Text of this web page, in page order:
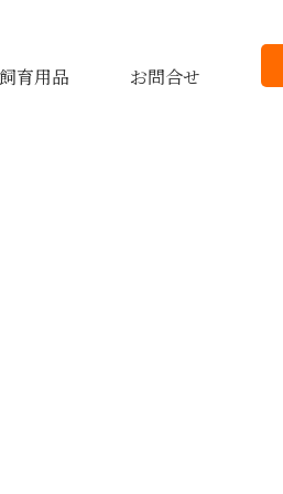
飼育用品 お問合せ